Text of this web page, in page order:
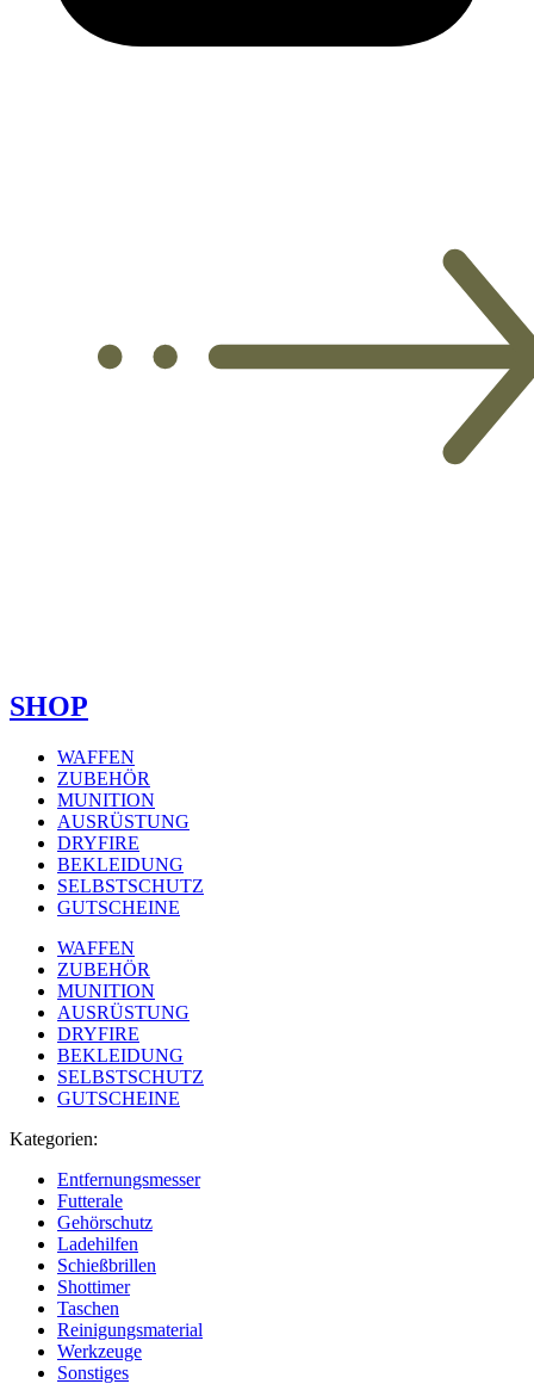
SHOP
WAFFEN
ZUBEHÖR
MUNITION
AUSRÜSTUNG
DRYFIRE
BEKLEIDUNG
SELBSTSCHUTZ
GUTSCHEINE
WAFFEN
ZUBEHÖR
MUNITION
AUSRÜSTUNG
DRYFIRE
BEKLEIDUNG
SELBSTSCHUTZ
GUTSCHEINE
Kategorien:
Entfernungsmesser
Futterale
Gehörschutz
Ladehilfen
Schießbrillen
Shottimer
Taschen
Reinigungsmaterial
Werkzeuge
Sonstiges